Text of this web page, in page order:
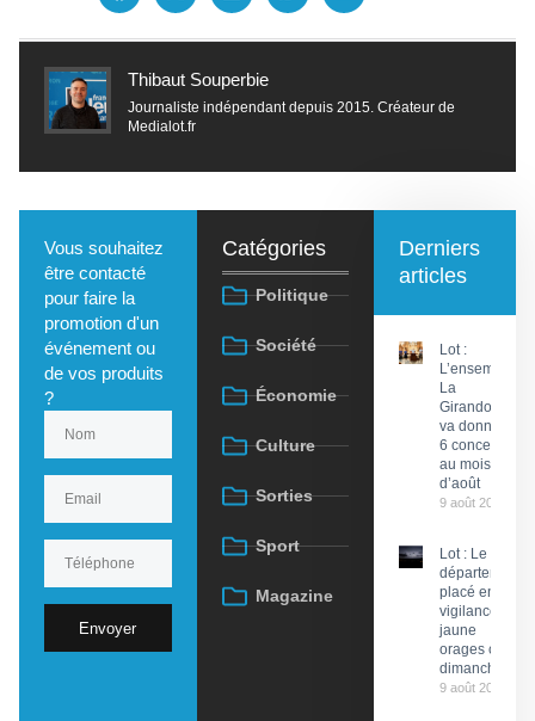
Thibaut Souperbie
Journaliste indépendant depuis 2015. Créateur de
Medialot.fr
Vous souhaitez
être contacté
pour faire la
promotion d'un
événement ou
de vos produits
?
Envoyer
Catégories
Politique
Société
Économie
Culture
Sorties
Sport
Magazine
Derniers
articles
Lot :
L’ensemble
La
Girandola
va donner
6 concerts
au mois
d’août
9 août 2026
Lot : Le
département
placé en
vigilance
jaune
orages ce
dimanche
9 août 2026